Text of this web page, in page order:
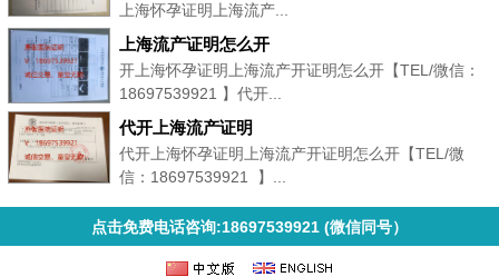
上海怀孕证明上海流产...
上海流产证明怎么开
开上海怀孕证明上海流产开证明怎么开【TEL/微信：
18697539921 】代开...
代开上海流产证明
代开上海怀孕证明上海流产开证明怎么开【TEL/微
信：18697539921 】...
点击免费电话咨询:18697539921 (微信同号）